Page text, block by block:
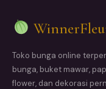
Toko bunga online
bunga, buket mawar,
flower, dan dekorasi